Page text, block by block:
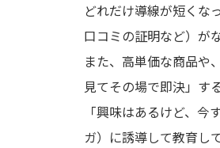
どれだけ導線が短くな
口コミの証明など）が
また、高単価な商品や
見てその場で即決」す
「興味はあるけど、
ガ）に誘導して教育し